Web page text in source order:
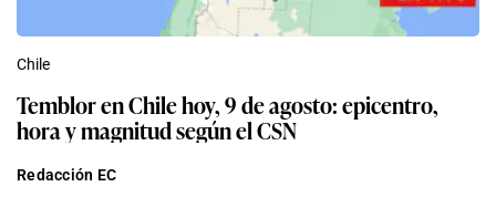
Chile
Temblor en Chile hoy, 9 de agosto: epicentro,
hora y magnitud según el CSN
Redacción EC